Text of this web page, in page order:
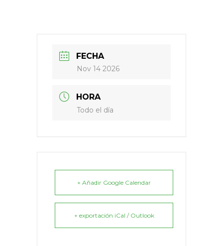
FECHA
Nov 14 2026
HORA
Todo el día
+ Añadir Google Calendar
+ exportación iCal / Outlook